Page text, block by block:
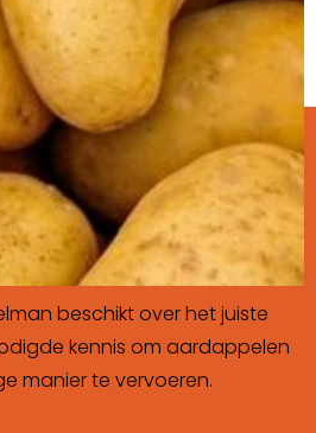
beschikt over het juiste
kennis om aardappelen
manier te vervoeren.